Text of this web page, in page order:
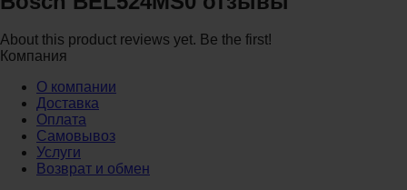
About this product reviews yet. Be the first!
Компания
О компании
Доставка
Оплата
Самовывоз
Услуги
Возврат и обмен